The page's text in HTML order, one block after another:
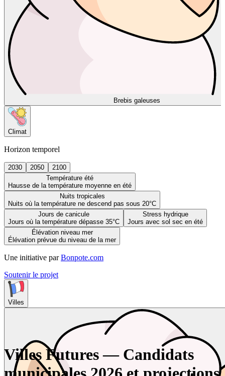
Brebis galeuses
Climat
Horizon temporel
2030 2050
2100
Température été
Hausse de la température moyenne en été
Nuits tropicales
Nuits où la température ne descend pas sous 20°C
Jours de canicule
Jours où la température dépasse 35°C
Stress hydrique
Jours avec sol sec en été
Élévation niveau mer
Élévation prévue du niveau de la mer
Une initiative par Bonpote.com
Soutenir le projet
Villes
Villes Futures — Candidats